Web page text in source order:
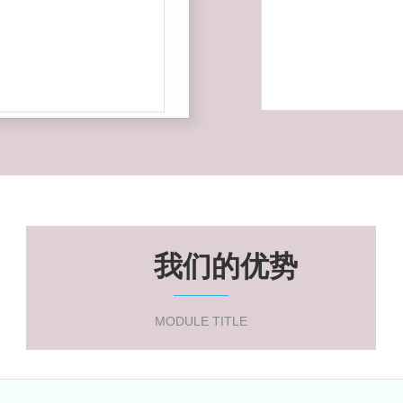
我们的优势
MODULE TITLE